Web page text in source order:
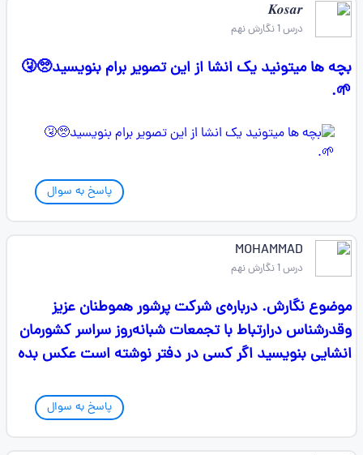
𝑲𝒐𝒔𝒂𝒓
درس 1 نگارش نهم
بچه ها میتونید یک انشا از این تصویر برام بنویسید🥺🤧
🌱.
پاسخ به سوال
MOHAMMAD
درس 1 نگارش نهم
موضوع نگارش. درباره‌ی شرکت پرشور هموطنان عزیز
وقدرشناس درارتباط با تجمعات شبانه‌روز سراسر کشورمان
انشایی بنویسید اگر کسی در دفتر نوشته است عکس بده
پاسخ به سوال